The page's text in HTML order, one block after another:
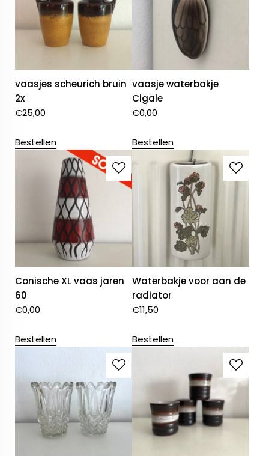
vaasjes scheurich bruin
2x
€25,00
Bestellen
vaasje waterbakje
Cigale
€0,00
Bestellen
Conische XL vaas jaren
60
€0,00
Bestellen
Waterbakje voor aan de
radiator
€11,50
Bestellen